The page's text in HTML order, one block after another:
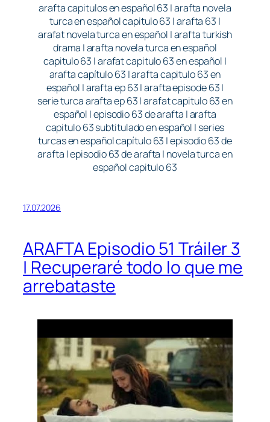
arafta capitulos en español 63 | arafta novela
turca en español capitulo 63 | arafta 63 |
arafat novela turca en español | arafta turkish
drama | arafta novela turca en español
capitulo 63 | arafat capitulo 63 en español |
arafta capítulo 63 | arafta capitulo 63 en
español | arafta ep 63 | arafta episode 63 |
serie turca arafta ep 63 | arafat capitulo 63 en
español | episodio 63 de arafta | arafta
capitulo 63 subtitulado en español | series
turcas en español capítulo 63 | episodio 63 de
arafta | episodio 63 de arafta | novela turca en
español capitulo 63
17.07.2026
ARAFTA Episodio 51 Tráiler 3
| Recuperaré todo lo que me
arrebataste